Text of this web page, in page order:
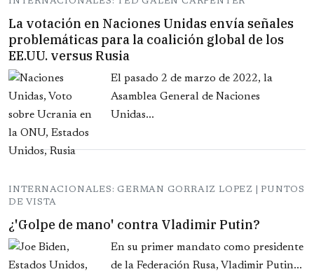
La votación en Naciones Unidas envía señales
problemáticas para la coalición global de los
EE.UU. versus Rusia
El pasado 2 de marzo de 2022, la
Asamblea General de Naciones
Unidas...
INTERNACIONALES: GERMAN GORRAIZ LOPEZ | PUNTOS
DE VISTA
¿'Golpe de mano' contra Vladimir Putin?
En su primer mandato como presidente
de la Federación Rusa, Vladimir Putin...